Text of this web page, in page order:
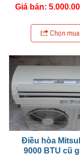
Giá bán:
Chọn mua
Điều hòa
9000 BTU cũ